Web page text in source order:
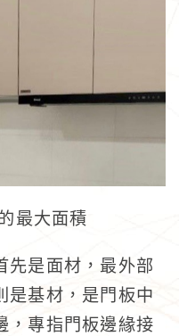
最大面積
先是面材，最外部
是基材，是門板中
，專指門板邊緣接